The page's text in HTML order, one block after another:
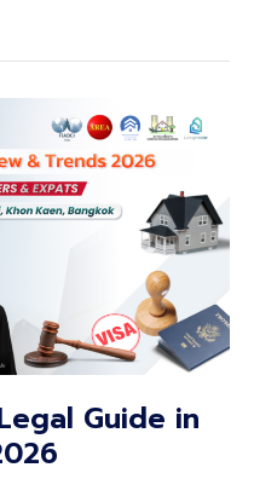
Guide in